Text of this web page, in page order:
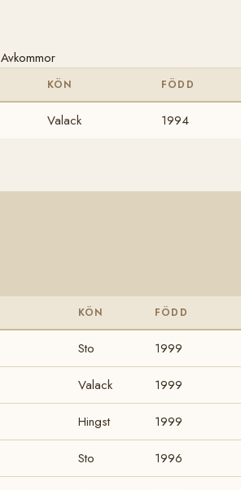
Avkommor
KÖN FÖDD
Valack 1994
KÖN FÖDD
Sto 1999
Valack 1999
Hingst 1999
Sto 1996